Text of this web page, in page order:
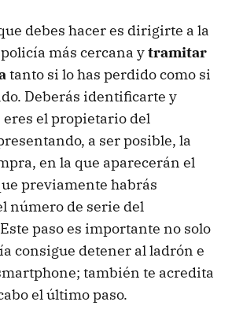
debes hacer es dirigirte a la
más cercana ytramitar
tanto si lo has perdido como si
Deberás identificarte y
el propietario del
a ser posible, la
en la que aparecerán el
previamente habrás
número de serie del
paso es importante no solo
consigue detener al ladrón e
también te acredita
el último paso.